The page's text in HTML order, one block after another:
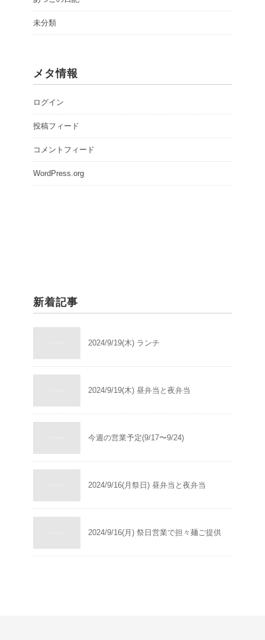
未分類
メタ情報
ログイン
投稿フィード
コメントフィード
WordPress.org
新着記事
2024/9/19(木) ランチ
2024/9/19(木) 昼弁当と夜弁当
今週の営業予定(9/17〜9/24)
2024/9/16(月祭日) 昼弁当と夜弁当
2024/9/16(月) 祭日営業で担々麺ご提供